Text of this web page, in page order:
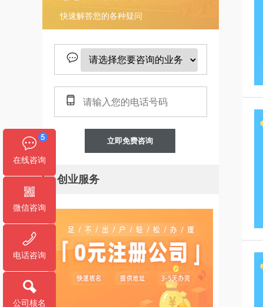
快速解答您的各种疑问
立即免费咨询
创业服务
在线咨询
微信咨询
电话咨询
公司核名